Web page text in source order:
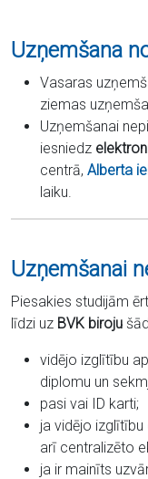
Uzņemšana
Vasaras
ziemas
Uzņemšanai
iesniedz
centrā, Alberta
laiku.
Uzņemšanai
Piesakies studijām
līdzi uz BVK biroju
vidējo izglītību
diplomu un
pasi vai ID karti;
ja vidējo
arī centralizēto
ja ir mainīts